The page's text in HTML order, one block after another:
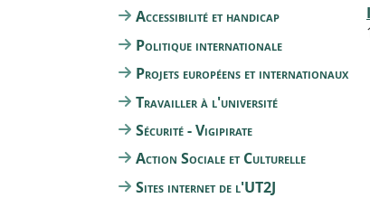
Accessibilité et handicap
Politique internationale
Projets européens et internationaux
Travailler à l'université
Sécurité - Vigipirate
Action Sociale et Culturelle
Sites internet de l'UT2J